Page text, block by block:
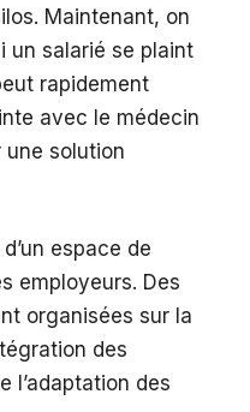
Maintenant, on
un salarié se plaint
rapidement
avec le médecin
une solution
espace de
employeurs. Des
organisées sur la
des
l’adaptation des